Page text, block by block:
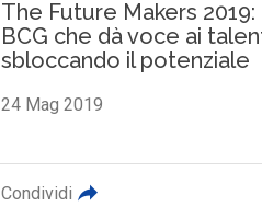
The Future Makers 2019:
BCG che dà voce ai
sbloccando il potenziale
24 Mag 2019
Condividi